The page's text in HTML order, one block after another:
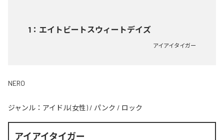
1 ： エイトビートスウィートデイズ
アイアイタイガー
NERO
ジャンル： アイドル(女性) / パンク / ロック
アイアイタイガー